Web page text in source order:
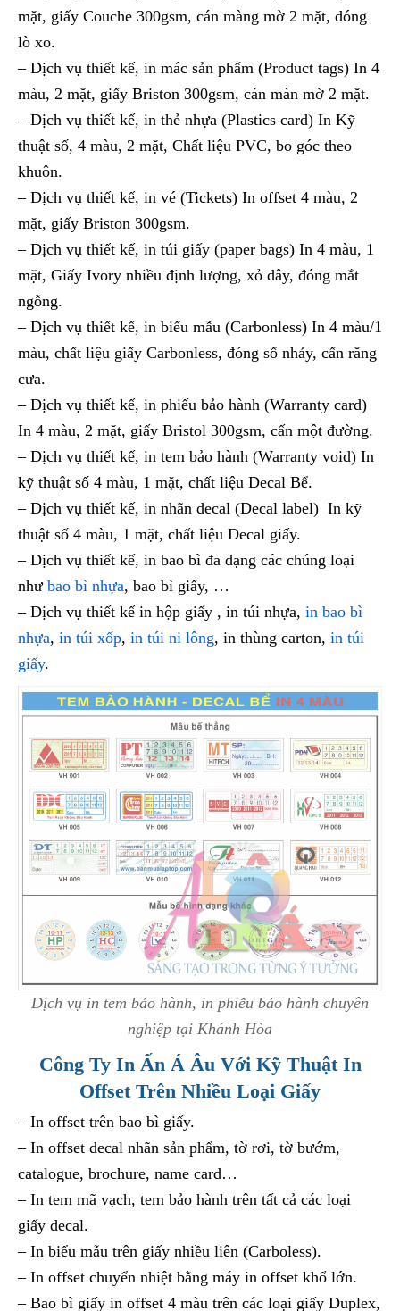
mặt, giấy Couche 300gsm, cán màng mờ 2 mặt, đóng
lò xo.
– Dịch vụ thiết kế, in mác sản phẩm (Product tags) In 4
màu, 2 mặt, giấy Briston 300gsm, cán màn mờ 2 mặt.
– Dịch vụ thiết kế, in thẻ nhựa (Plastics card) In Kỹ
thuật số, 4 màu, 2 mặt, Chất liệu PVC, bo góc theo
khuôn.
– Dịch vụ thiết kế, in vé (Tickets) In offset 4 màu, 2
mặt, giấy Briston 300gsm.
– Dịch vụ thiết kế, in túi giấy (paper bags) In 4 màu, 1
mặt, Giấy Ivory nhiều định lượng, xỏ dây, đóng mắt
ngỗng.
– Dịch vụ thiết kế, in biểu mẫu (Carbonless) In 4 màu/1
màu, chất liệu giấy Carbonless, đóng số nhảy, cấn răng
cưa.
– Dịch vụ thiết kế, in phiếu bảo hành (Warranty card)
In 4 màu, 2 mặt, giấy Bristol 300gsm, cấn một đường.
– Dịch vụ thiết kế, in tem bảo hành (Warranty void) In
kỹ thuật số 4 màu, 1 mặt, chất liệu Decal Bể.
– Dịch vụ thiết kế, in nhãn decal (Decal label) In kỹ
thuật số 4 màu, 1 mặt, chất liệu Decal giấy.
– Dịch vụ thiết kế, in bao bì đa dạng các chúng loại
như bao bì nhựa, bao bì giấy, …
– Dịch vụ thiết kế in hộp giấy , in túi nhựa, in bao bì
nhựa, in túi xốp, in túi ni lông, in thùng carton, in túi
giấy.
Dịch vụ in tem bảo hành, in phiếu bảo hành chuyên
nghiệp tại Khánh Hòa
Công Ty In Ấn Á Âu Với Kỹ Thuật In
Offset Trên Nhiều Loại Giấy
– In offset trên bao bì giấy.
– In offset decal nhãn sản phẩm, tờ rơi, tờ bướm,
catalogue, brochure, name card…
– In tem mã vạch, tem bảo hành trên tất cả các loại
giấy decal.
– In biểu mẫu trên giấy nhiều liên (Carboless).
– In offset chuyển nhiệt bằng máy in offset khổ lớn.
– Bao bì giấy in offset 4 màu trên các loại giấy Duplex,